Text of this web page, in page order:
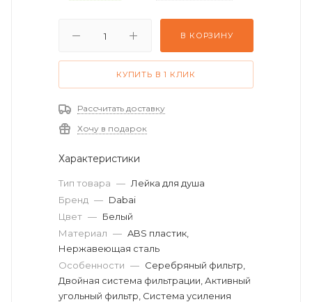
В КОРЗИНУ
КУПИТЬ В 1 КЛИК
Рассчитать доставку
Хочу в подарок
Характеристики
Тип товара — Лейка для душа
Бренд — Dabai
Цвет — Белый
Материал — ABS пластик,
Нержавеющая сталь
Особенности — Серебряный фильтр,
Двойная система фильтрации, Активный
угольный фильтр, Система усиления